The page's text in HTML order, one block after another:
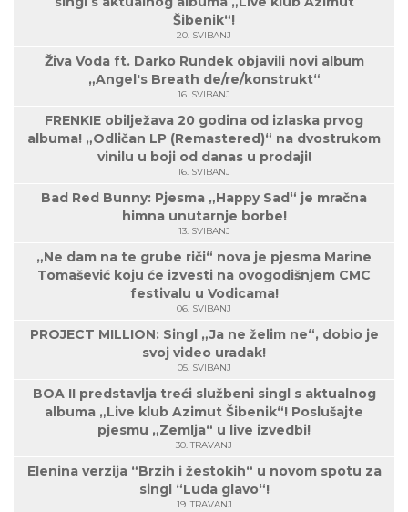
Šibenik“!
20. SVIBANJ
Živa Voda ft. Darko Rundek objavili novi album
„Angel's Breath de/re/konstrukt“
16. SVIBANJ
FRENKIE obilježava 20 godina od izlaska prvog
albuma! „Odličan LP (Remastered)“ na dvostrukom
vinilu u boji od danas u prodaji!
16. SVIBANJ
Bad Red Bunny: Pjesma „Happy Sad“ je mračna
himna unutarnje borbe!
13. SVIBANJ
„Ne dam na te grube riči“ nova je pjesma Marine
Tomašević koju će izvesti na ovogodišnjem CMC
festivalu u Vodicama!
06. SVIBANJ
PROJECT MILLION: Singl „Ja ne želim ne“, dobio je
svoj video uradak!
05. SVIBANJ
BOA II predstavlja treći službeni singl s aktualnog
albuma „Live klub Azimut Šibenik“! Poslušajte
pjesmu „Zemlja“ u live izvedbi!
30. TRAVANJ
Elenina verzija “Brzih i žestokih“ u novom spotu za
singl “Luda glavo“!
19. TRAVANJ